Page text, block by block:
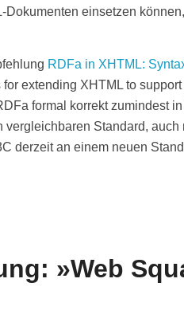
Dokumenten einsetzen
RDFa in XHTML:
extending XHTML to
formal korrekt zumindest
vergleichbaren Standard,
derzeit an einem neuen
»Web